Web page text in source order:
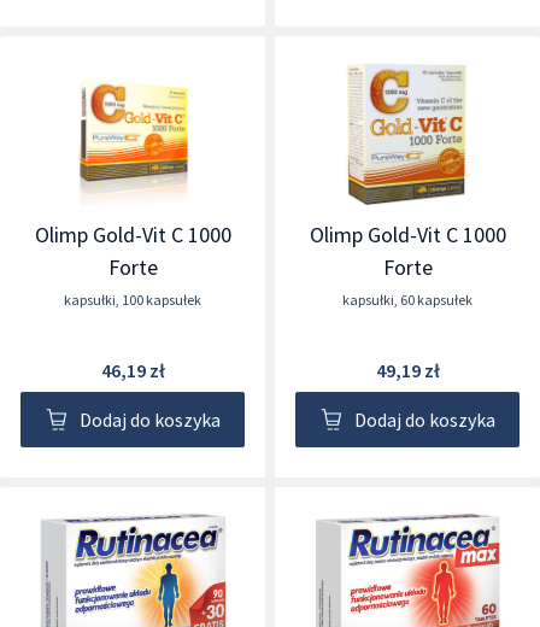
Olimp Gold-Vit C 1000
Forte
kapsułki, 100 kapsułek
46,19 zł
Dodaj do koszyka
Olimp Gold-Vit C 1000
Forte
kapsułki, 60 kapsułek
49,19 zł
Dodaj do koszyka